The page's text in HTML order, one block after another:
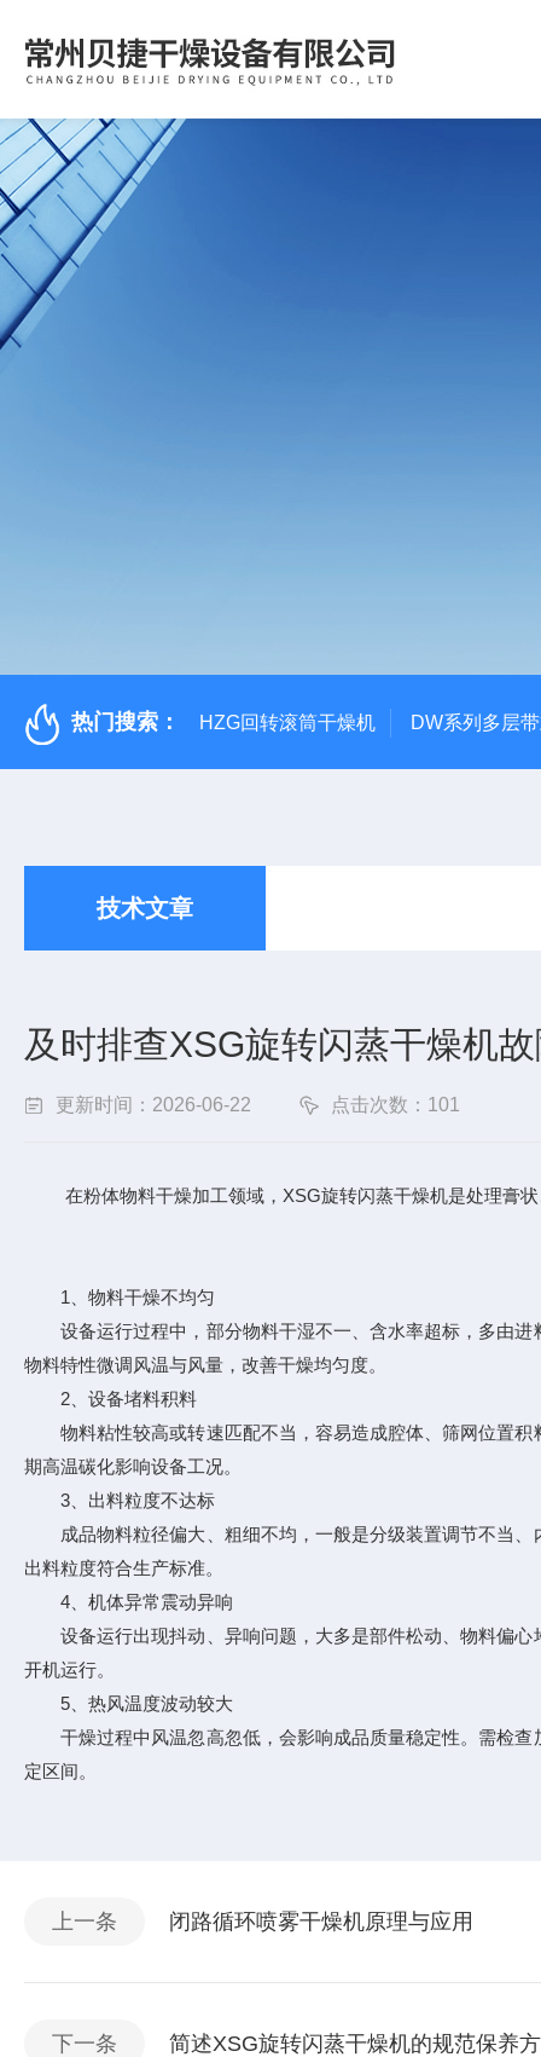
热门搜索： HZG回转滚筒干燥机 DW系列多层
技术文章
及时排查XSG旋转闪蒸干燥机
更新时间：2026-06-22 点击次数：101
在粉体物料干燥加工领域，XSG旋转闪蒸干燥机是处理膏状
1、物料干燥不均匀
设备运行过程中，部分物料干湿不一、含水率超标，多由进
物料特性微调风温与风量，改善干燥均匀度。
2、设备堵料积料
物料粘性较高或转速匹配不当，容易造成腔体、筛网位置积
期高温碳化影响设备工况。
3、出料粒度不达标
成品物料粒径偏大、粗细不均，一般是分级装置调节不当、
出料粒度符合生产标准。
4、机体异常震动异响
设备运行出现抖动、异响问题，大多是部件松动、物料偏心
开机运行。
5、热风温度波动较大
干燥过程中风温忽高忽低，会影响成品质量稳定性。需检查
定区间。
上一条 闭路循环喷雾干燥机原理与应用
下一条 简述XSG旋转闪蒸干燥机的规范保养